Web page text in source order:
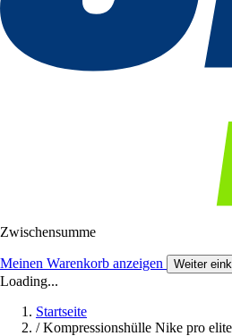
Zwischensumme
Meinen Warenkorb anzeigen Weiter
Loading...
Startseite
/ Kompressionshülle Nike pro